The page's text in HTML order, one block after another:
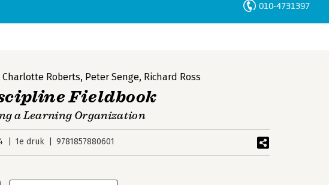
010-4731397
Charlotte Roberts, Peter Senge, Richard Ross
Fieldbook
a Learning Organization
1e druk 9781857880601
Personen